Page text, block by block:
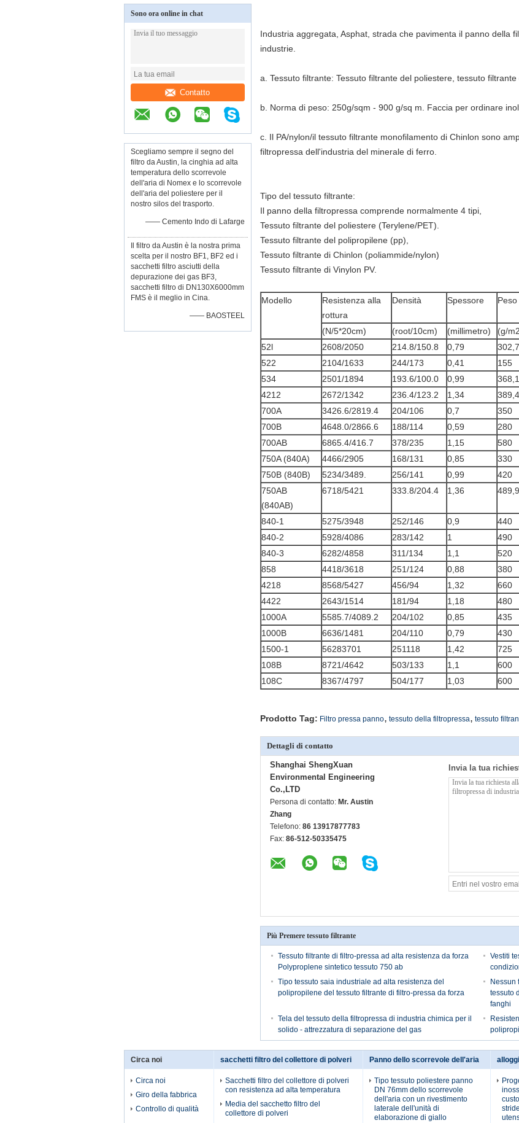
Sono ora online in chat
Contatto
Scegliamo sempre il segno del
filtro da Austin, la cinghia ad alta
temperatura dello scorrevole
dell'aria di Nomex e lo scorrevole
dell'aria del poliestere per il
nostro silos del trasporto.
—— Cemento Indo di Lafarge
Il filtro da Austin è la nostra prima
scelta per il nostro BF1, BF2 ed i
sacchetti filtro asciutti della
depurazione dei gas BF3,
sacchetti filtro di DN130X6000mm
FMS è il meglio in Cina.
—— BAOSTEEL
Industria aggregata, Asphat, strada che pavimenta il panno della
industrie.
a. Tessuto filtrante: Tessuto filtrante del poliestere, tessuto
b. Norma di peso: 250g/sqm - 900 g/sq m. Faccia per ordinare
c. Il PA/nylon/il tessuto filtrante monofilamento di Chinlon sono
filtropressa dell'industria del minerale di ferro.
Tipo del tessuto filtrante:
Il panno della filtropressa comprende normalmente 4 tipi,
Tessuto filtrante del poliestere (Terylene/PET).
Tessuto filtrante del polipropilene (pp),
Tessuto filtrante di Chinlon (poliammide/nylon)
Tessuto filtrante di Vinylon PV.
Modello
Resistenza alla
rottura
Densità Spessore Peso
(N/5*20cm)
(root/10cm) (millimetro) (g/
52l
2608/2050 214.8/150.8 0,79 302,7
522
2104/1633 244/173 0,41 155
534
2501/1894 193.6/100.0 0,99 368,1
4212
2672/1342 236.4/123.2 1,34 389,4
700A
3426.6/2819.4 204/106 0,7 350
700B
4648.0/2866.6 188/114 0,59 280
700AB
6865.4/416.7 378/235 1,15 580
750A (840A)
4466/2905 168/131 0,85 330
750B (840B)
5234/3489. 256/141 0,99 420
750AB
(840AB)
6718/5421 333.8/204.4 1,36 489,9
840-1 5275/3948 252/146 0,9 440
840-2
5928/4086 283/142 1 490
840-3
6282/4858 311/134 1,1 520
858
4418/3618 251/124 0,88 380
4218
8568/5427 456/94 1,32 660
4422
2643/1514 181/94 1,18 480
1000A
5585.7/4089.2 204/102 0,85 435
1000B
6636/1481 204/110 0,79 430
1500-1
56283701 251118 1,42 725
108B
8721/4642 503/133 1,1 600
108C
8367/4797 504/177 1,03 600
Prodotto Tag: Filtro pressa panno, tessuto della filtropressa, tessuto
Dettagli di contatto
Shanghai ShengXuan
Environmental Engineering
Co.,LTD
Persona di contatto: Mr. Austin
Zhang
Telefono: 86 13917877783
Fax: 86-512-50335475
Invia la tua
Più Premere tessuto filtrante
Tessuto filtrante di filtro-pressa ad alta resistenza da forza
Polyproplene sintetico tessuto 750 ab
Vestiti
Tipo tessuto saia industriale ad alta resistenza del
polipropilene del tessuto filtrante di filtro-pressa da forza
Nessun
tessuto
fanghi
Tela del tessuto della filtropressa di industria chimica per il
solido - attrezzatura di separazione del gas
Circa noi
Circa noi
Giro della fabbrica
Controllo di qualità
sacchetti filtro del collettore di polveri
Sacchetti filtro del collettore di polveri
con resistenza ad alta temperatura
Media del sacchetto filtro del
collettore di polveri
Panno dello scorrevole dell'aria
Tipo tessuto poliestere panno
DN 76mm dello scorrevole
dell'aria con un rivestimento
laterale dell'unità di
elaborazione di giallo